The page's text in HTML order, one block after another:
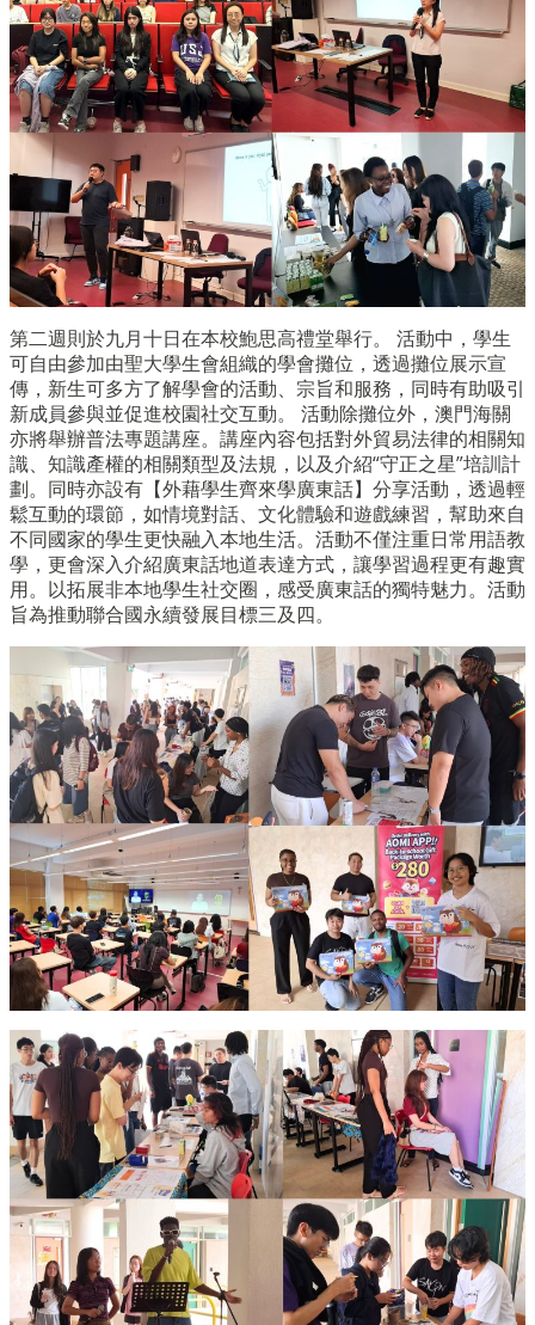
第二週則於九月十日在本校鮑思高禮堂舉行。 活動中，學生
可自由參加由聖大學生會組織的學會攤位，透過攤位展示宣
傳，新生可多方了解學會的活動、宗旨和服務，同時有助吸引
新成員參與並促進校園社交互動。 活動除攤位外，澳門海關
亦將舉辦普法專題講座。講座內容包括對外貿易法律的相關知
識、知識產權的相關類型及法規，以及介紹“守正之星”培訓計
劃。同時亦設有【外藉學生齊來學廣東話】分享活動，透過輕
鬆互動的環節，如情境對話、文化體驗和遊戲練習，幫助來自
不同國家的學生更快融入本地生活。活動不僅注重日常用語教
學，更會深入介紹廣東話地道表達方式，讓學習過程更有趣實
用。以拓展非本地學生社交圈，感受廣東話的獨特魅力。活動
旨為推動聯合國永續發展目標三及四。